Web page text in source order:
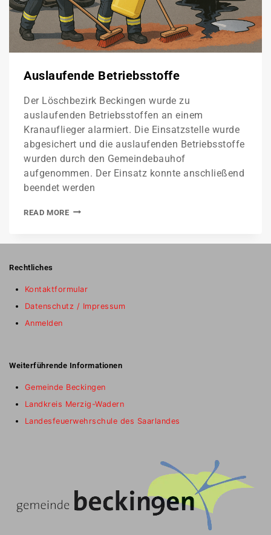
Auslaufende Betriebsstoffe
Der Löschbezirk Beckingen wurde zu
auslaufenden Betriebsstoffen an einem
Kranauflieger alarmiert. Die Einsatzstelle wurde
abgesichert und die auslaufenden Betriebsstoffe
wurden durch den Gemeindebauhof
aufgenommen. Der Einsatz konnte anschließend
beendet werden
READ MORE
Rechtliches
Kontaktformular
Datenschutz / Impressum
Anmelden
Weiterführende Informationen
Gemeinde Beckingen
Landkreis Merzig-Wadern
Landesfeuerwehrschule des Saarlandes